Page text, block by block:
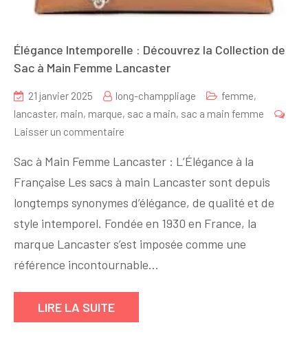
Élégance Intemporelle : Découvrez la Collection de
Sac à Main Femme Lancaster
21 janvier 2025 long-champpliage femme,
lancaster, main, marque, sac a main, sac a main femme
Laisser un commentaire
Intemporelle
:
Découvrez
la
Collection
à
Sac à Main Femme Lancaster : L’Élégance à la
Française Les sacs à main Lancaster sont depuis
longtemps synonymes d’élégance, de qualité et de
style intemporel. Fondée en 1930 en France, la
marque Lancaster s’est imposée comme une
référence incontournable…
LIRE LA SUITE